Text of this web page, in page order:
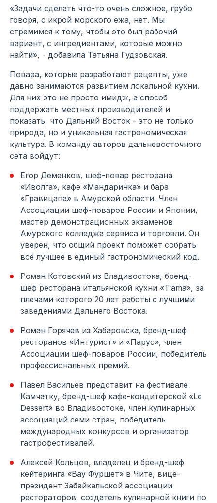
«Задачи сделать что-то очень сложное, грубо
говоря, с икрой морского ежа, нет. Мы
стремимся к тому, чтобы это был рабочий
вариант, с ингредиентами, которые можно
найти», - добавила Татьяна Гудзовская.
Повара, которые разработают рецепты, уже
давно занимаются развитием локальной кухни.
Для них это не просто имидж, а способ
поддержать местных производителей и
показать, что Дальний Восток - это не только
природа, но и уникальная гастрономическая
культура. В команду авторов дальневосточного
сета войдут:
Егор Деменков, шеф-повар ресторана
«Иволга», кафе «Мандаринка» и бара
«Гравицапа» в Амурской области. Член
Ассоциации шеф-поваров России и Японии,
мастер демонстрационных экзаменов
Амурского колледжа сервиса и торговли. Он
уверен, что общий проект поможет собрать
всё лучшее в единый гастрономический код.
Роман Котовский из Владивостока, бренд-
шеф ресторана итальянской кухни «Tiama», за
плечами которого 20 лет работы с лучшими
заведениями Дальнего Востока.
Роман Горячев из Хабаровска, бренд-шеф
ресторанов «Интурист» и «Парус», член
Ассоциации шеф-поваров России, победитель
профессиональных премий.
Павел Васильев представит на фестивале
Камчатку, бренд-шеф кафе-кондитерской «Le
Dessert» во Владивостоке, член кулинарных
ассоциаций семи стран, победитель
международных конкурсов и организатор
гастрофестивалей.
Алексей Кольцов, владелец и бренд-шеф
кейтеринга «Вау Фуршет» в Чите, вице-
президент Забайкальской ассоциации
рестораторов, создатель кулинарной книги по